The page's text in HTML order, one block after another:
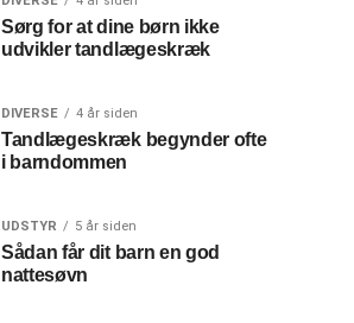
Sørg for at dine børn ikke
udvikler tandlægeskræk
DIVERSE 4 år siden
Tandlægeskræk begynder ofte
i barndommen
UDSTYR 5 år siden
Sådan får dit barn en god
nattesøvn